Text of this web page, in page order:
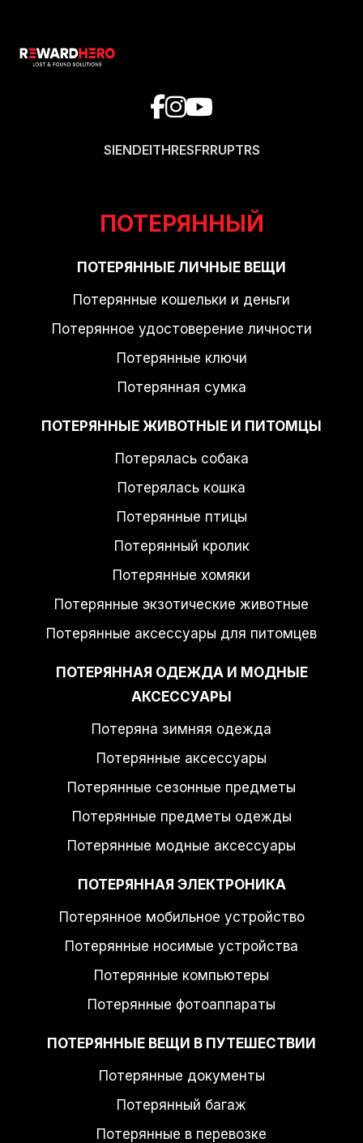
SIENDEITHRESFRRUPTRS
ПОТЕРЯННЫЙ
ПОТЕРЯННЫЕ ЛИЧНЫЕ ВЕЩИ
Потерянные кошельки и деньги
Потерянное удостоверение личности
Потерянные ключи
Потерянная сумка
ПОТЕРЯННЫЕ ЖИВОТНЫЕ И ПИТОМЦЫ
Потерялась собака
Потерялась кошка
Потерянные птицы
Потерянный кролик
Потерянные хомяки
Потерянные экзотические животные
Потерянные аксессуары для питомцев
ПОТЕРЯННАЯ ОДЕЖДА И МОДНЫЕ
АКСЕССУАРЫ
Потеряна зимняя одежда
Потерянные аксессуары
Потерянные сезонные предметы
Потерянные предметы одежды
Потерянные модные аксессуары
ПОТЕРЯННАЯ ЭЛЕКТРОНИКА
Потерянное мобильное устройство
Потерянные носимые устройства
Потерянные компьютеры
Потерянные фотоаппараты
ПОТЕРЯННЫЕ ВЕЩИ В ПУТЕШЕСТВИИ
Потерянные документы
Потерянный багаж
Потерянные в перевозке